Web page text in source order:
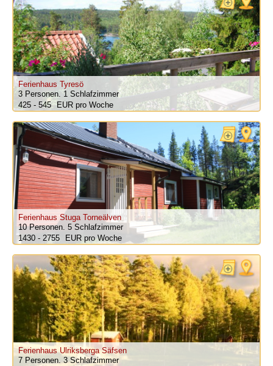
Ferienhaus Tyresö
3 Personen. 1 Schlafzimmer
425 - 545
pro Woche
Ferienhaus Stuga Torneälven
10 Personen. 5 Schlafzimmer
1430 - 2755
pro Woche
Ferienhaus Ulriksberga Säfsen
7 Personen. 3 Schlafzimmer